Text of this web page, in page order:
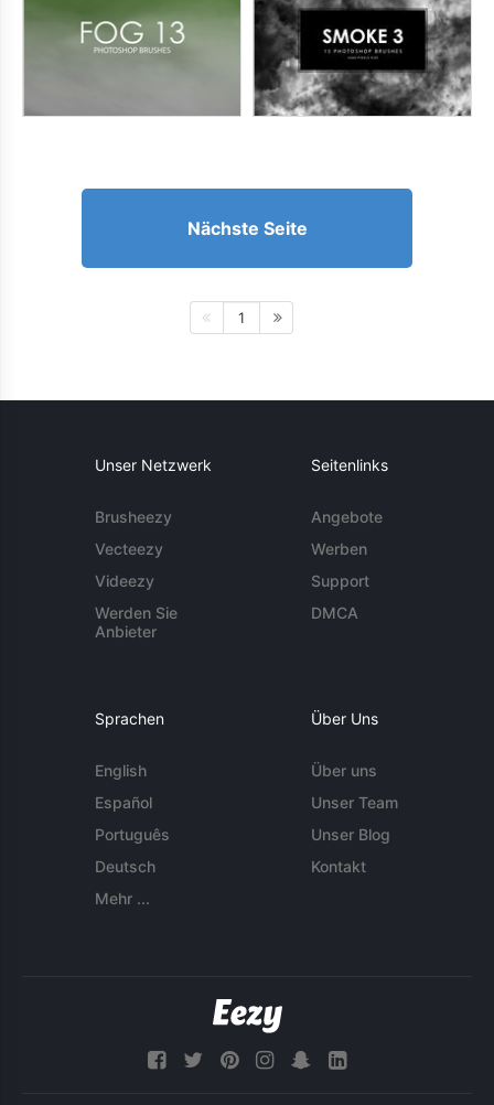
Nächste Seite
1
Unser Netzwerk
Brusheezy
Vecteezy
Videezy
Werden Sie
Anbieter
Seitenlinks
Angebote
Werben
Support
DMCA
Sprachen
English
Español
Português
Deutsch
Mehr ...
Über Uns
Über uns
Unser Team
Unser Blog
Kontakt